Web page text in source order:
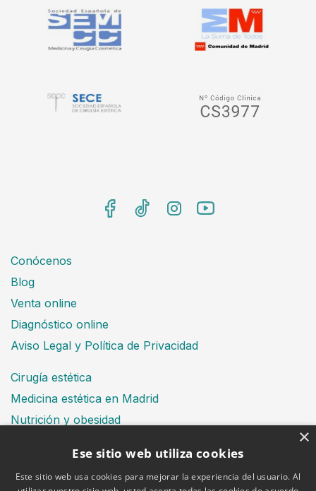
Conócenos
Blog
Venta online
Diagnóstico online
Aviso Legal y Política de Privacidad
Cirugía estética
Medicina estética en Madrid
Nutrición y obesidad
×
Ese sitio web utiliza cookies
Este sitio web usa cookies para mejorar la experiencia del usuario. Al